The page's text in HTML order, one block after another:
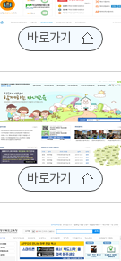
바로가기
바로가기